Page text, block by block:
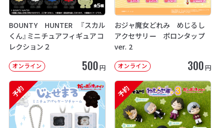
BOUNTY HUNTER 『スカル
くん』ミニチュアフィギュアコ
レクション２
オンライン 500 円
おジャ魔女どれみ めじるし
アクセサリー ポロンタップ
ver. 2
オンライン 300 円
予約 予約